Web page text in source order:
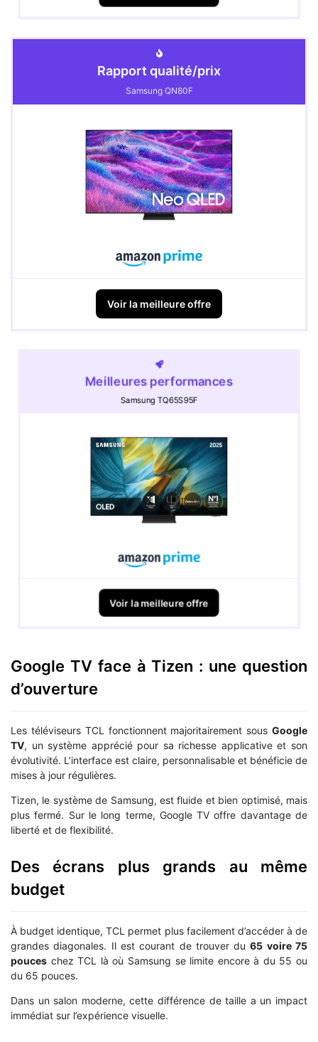
Rapport qualité/prix
Samsung QN80F
Voir la meilleure offre
Meilleures performances
Samsung TQ65S95F
Voir la meilleure offre
Google TV face à Tizen : une question
d’ouverture
Les téléviseurs TCL fonctionnent majoritairement sous Google
TV, un système apprécié pour sa richesse applicative et son
évolutivité. L’interface est claire, personnalisable et bénéficie de
mises à jour régulières.
Tizen, le système de Samsung, est fluide et bien optimisé, mais
plus fermé. Sur le long terme, Google TV offre davantage de
liberté et de flexibilité.
Des écrans plus grands au même
budget
À budget identique, TCL permet plus facilement d’accéder à de
grandes diagonales. Il est courant de trouver du65 voire 75
pouces chez TCL là où Samsung se limite encore à du 55 ou
du 65 pouces.
Dans un salon moderne, cette différence de taille a un impact
immédiat sur l’expérience visuelle.